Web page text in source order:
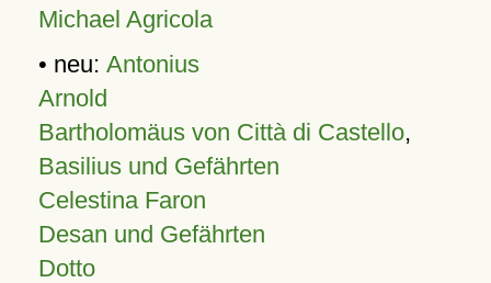
Michael Agricola
• neu: Antonius
Arnold
Bartholomäus von Città di Castello,
Basilius und Gefährten
Celestina Faron
Desan und Gefährten
Dotto